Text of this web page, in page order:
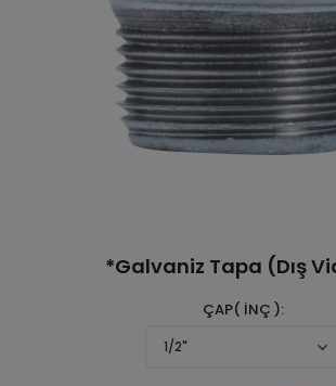
*Galvaniz Tapa (Dış
ÇAP( İNÇ )